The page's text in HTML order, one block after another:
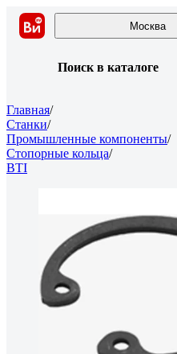
Москва
Поиск в каталоге
Главная/
Станки/
Промышленные компоненты/
Стопорные кольца/
BTI